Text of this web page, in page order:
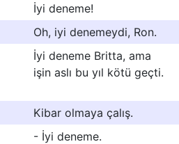
İyi deneme!
Oh, iyi denemeydi, Ron.
İyi deneme Britta, ama
işin aslı bu yıl kötü geçti.
Kibar olmaya çalış.
- İyi deneme.